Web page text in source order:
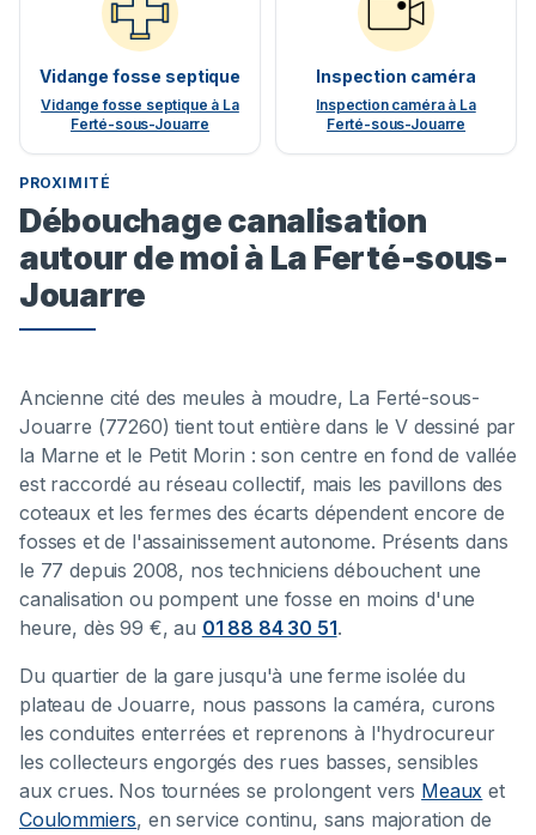
Vidange fosse septique
Vidange fosse septique à La
Ferté-sous-Jouarre
Inspection caméra
Inspection caméra à La
Ferté-sous-Jouarre
PROXIMITÉ
Débouchage canalisation
autour de moi à La Ferté-sous-
Jouarre
Ancienne cité des meules à moudre, La Ferté-sous-
Jouarre (77260) tient tout entière dans le V dessiné par
la Marne et le Petit Morin : son centre en fond de vallée
est raccordé au réseau collectif, mais les pavillons des
coteaux et les fermes des écarts dépendent encore de
fosses et de l'assainissement autonome. Présents dans
le 77 depuis 2008, nos techniciens débouchent une
canalisation ou pompent une fosse en moins d'une
heure, dès 99 €, au 01 88 84 30 51.
Du quartier de la gare jusqu'à une ferme isolée du
plateau de Jouarre, nous passons la caméra, curons
les conduites enterrées et reprenons à l'hydrocureur
les collecteurs engorgés des rues basses, sensibles
aux crues. Nos tournées se prolongent vers Meaux et
Coulommiers, en service continu, sans majoration de